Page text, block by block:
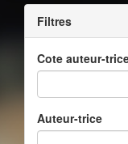
Filtres
Cote auteur-
Auteur-trice